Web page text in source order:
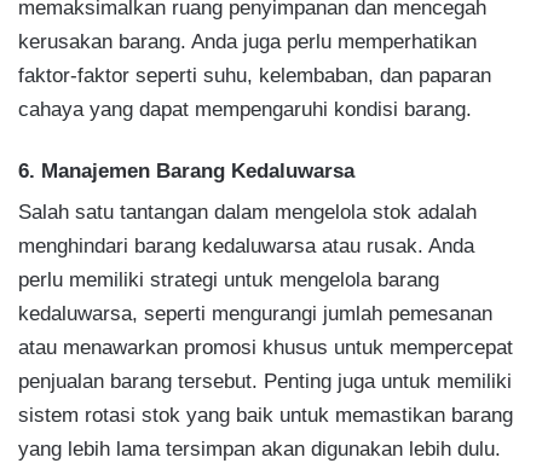
memaksimalkan ruang penyimpanan dan mencegah
kerusakan barang. Anda juga perlu memperhatikan
faktor-faktor seperti suhu, kelembaban, dan paparan
cahaya yang dapat mempengaruhi kondisi barang.
6. Manajemen Barang Kedaluwarsa
Salah satu tantangan dalam mengelola stok adalah
menghindari barang kedaluwarsa atau rusak. Anda
perlu memiliki strategi untuk mengelola barang
kedaluwarsa, seperti mengurangi jumlah pemesanan
atau menawarkan promosi khusus untuk mempercepat
penjualan barang tersebut. Penting juga untuk memiliki
sistem rotasi stok yang baik untuk memastikan barang
yang lebih lama tersimpan akan digunakan lebih dulu.